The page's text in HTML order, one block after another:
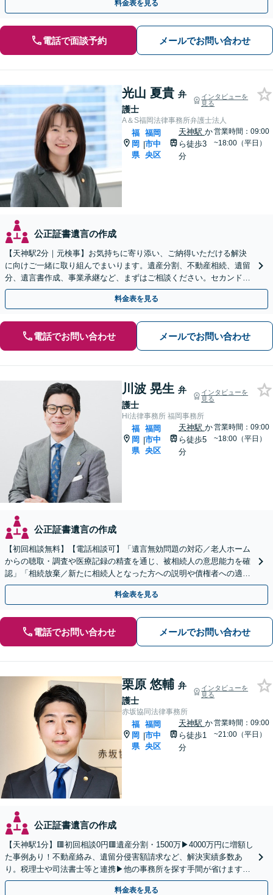
料金表を見る
電話で面談予約 メールでお問い合わせ
光山 夏貴 弁
護士
インタビューを
見る
A＆S福岡法律事務所弁護士法人
福
岡
県
|
福岡
市中
央区
天神駅 か
ら徒歩3
分
営業時間：09:00
~18:00（平日）
公正証書遺言の作成
【天神駅2分｜元検事】お気持ちに寄り添い、ご納得いただける解決
に向けご一緒に取り組んでまいります。遺産分割、不動産相続、遺留
分、遺言書作成、事業承継など、まずはご相談ください。セカンドオ
ピニオン可【休日・夜間相談可｜出張相談＆WEB面談可】
料金表を見る
電話でお問い合わせ メールでお問い合わせ
川波 晃生 弁
護士
インタビューを
見る
Hi法律事務所 福岡事務所
福
岡
県
|
福岡
市中
央区
天神駅 か
ら徒歩5
分
営業時間：09:00
~18:00（平日）
公正証書遺言の作成
【初回相談無料】【電話相談可】「遺言無効問題の対応／老人ホーム
からの聴取・調査や医療記録の精査を通じ、被相続人の意思能力を確
認」「相続放棄／新たに相続人となった方への説明や債権者への適切
な対応まで、きめ細やかにサポート」【休日・夜間相談可】
料金表を見る
電話でお問い合わせ メールでお問い合わせ
栗原 悠輔 弁
護士
インタビューを
見る
赤坂協同法律事務所
福
岡
県
|
福岡
市中
央区
天神駅 か
ら徒歩1
分
営業時間：09:00
~21:00（平日）
公正証書遺言の作成
【天神駅1分】🟥初回相談0円🟥遺産分割・1500万▶4000万円に増額し
た事例あり！不動産絡み、遺留分侵害額請求など、解決実績多数あ
り。税理士や司法書士等と連携▶他の事務所を探す手間が省けます！
不動産会社と連携し無料査定&財産調査も◎
料金表を見る